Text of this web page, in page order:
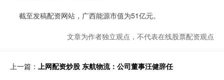
截至发稿配资网站，广西能源市值为51亿元。
文章为作者独立观点，不代表在线股票配资观点
上一篇： 上网配资炒股 东航物流：公司董事汪健辞任